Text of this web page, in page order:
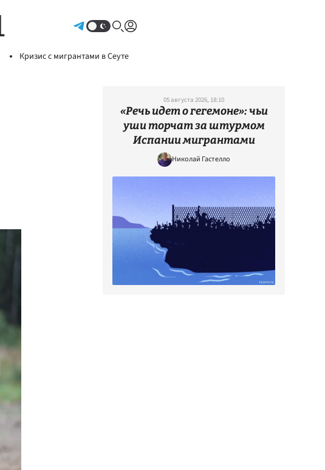
Кризис с мигрантами в Сеуте
05 августа 2026, 18:10
«Речь идет о гегемоне»: чьи
уши торчат за штурмом
Испании мигрантами
Николай Гастелло